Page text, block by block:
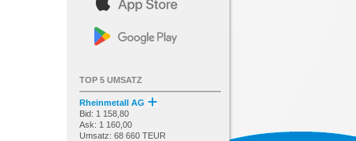
TOP 5 UMSATZ
Rheinmetall AG
Bid: 1 158,80
Ask: 1 160,00
Umsatz: 68 660 TEUR